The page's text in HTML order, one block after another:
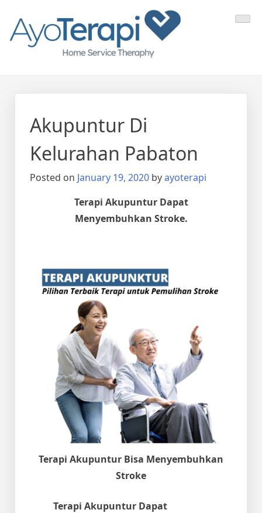
content
Ayo Terapi
Akupuntur Di
Kelurahan Pabaton
Posted on January 19, 2020 byayoterapi
Terapi Akupuntur Dapat
Menyembuhkan Stroke.
Terapi Akupuntur Bisa Menyembuhkan
Stroke
Terapi Akupuntur Dapat